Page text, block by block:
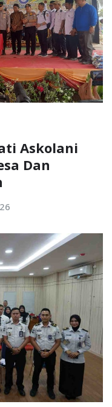
Askolani
Dan